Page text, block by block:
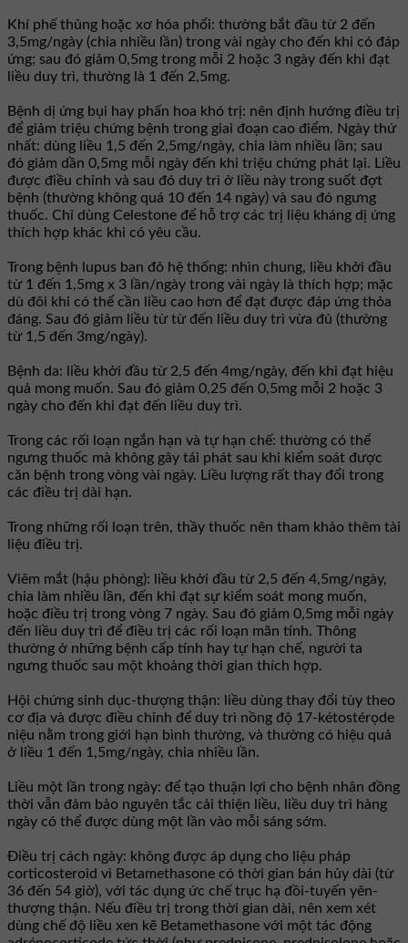
Khí phế thủng hoặc xơ hóa phổi: thường bắt đầu từ 2 đến
3,5mg/ngày (chia nhiều lần) trong vài ngày cho đến khi có đáp
ứng; sau đó giảm 0,5mg trong mỗi 2 hoặc 3 ngày đến khi đạt
liều duy trì, thường là 1 đến 2,5mg.
Bệnh dị ứng bụi hay phấn hoa khó trị: nên định hướng điều trị
để giảm triệu chứng bệnh trong giai đoạn cao điểm. Ngày thứ
nhất: dùng liều 1,5 đến 2,5mg/ngày, chia làm nhiều lần; sau
đó giảm dần 0,5mg mỗi ngày đến khi triệu chứng phát lại. Liều
được điều chỉnh và sau đó duy trì ở liều này trong suốt đợt
bệnh (thường không quá 10 đến 14 ngày) và sau đó ngưng
thuốc. Chỉ dùng Celestone để hỗ trợ các trị liệu kháng dị ứng
thích hợp khác khi có yêu cầu.
Trong bệnh lupus ban đỏ hệ thống: nhìn chung, liều khởi đầu
từ 1 đến 1,5mg x 3 lần/ngày trong vài ngày là thích hợp; mặc
dù đôi khi có thể cần liều cao hơn để đạt được đáp ứng thỏa
đáng. Sau đó giảm liều từ từ đến liều duy trì vừa đủ (thường
từ 1,5 đến 3mg/ngày).
Bệnh da: liều khởi đầu từ 2,5 đến 4mg/ngày, đến khi đạt hiệu
quả mong muốn. Sau đó giảm 0,25 đến 0,5mg mỗi 2 hoặc 3
ngày cho đến khi đạt đến liều duy trì.
Trong các rối loạn ngắn hạn và tự hạn chế: thường có thể
ngưng thuốc mà không gây tái phát sau khi kiểm soát được
căn bệnh trong vòng vài ngày. Liều lượng rất thay đổi trong
các điều trị dài hạn.
Trong những rối loạn trên, thầy thuốc nên tham khảo thêm tài
liệu điều trị.
Viêm mắt (hậu phòng): liều khởi đầu từ 2,5 đến 4,5mg/ngày,
chia làm nhiều lần, đến khi đạt sự kiểm soát mong muốn,
hoặc điều trị trong vòng 7 ngày. Sau đó giảm 0,5mg mỗi ngày
đến liều duy trì để điều trị các rối loạn mãn tính. Thông
thường ở những bệnh cấp tính hay tự hạn chế, người ta
ngưng thuốc sau một khoảng thời gian thích hợp.
Hội chứng sinh dục-thượng thận: liều dùng thay đổi tùy theo
cơ địa và được điều chỉnh để duy trì nồng độ 17-kétostérọde
niệu nằm trong giới hạn bình thường, và thường có hiệu quả
ở liều 1 đến 1,5mg/ngày, chia nhiều lần.
Liều một lần trong ngày: để tạo thuận lợi cho bệnh nhân đồng
thời vẫn đảm bảo nguyên tắc cải thiện liều, liều duy trì hàng
ngày có thể được dùng một lần vào mỗi sáng sớm.
Ðiều trị cách ngày: không được áp dụng cho liệu pháp
corticosteroid vì Betamethasone có thời gian bán hủy dài (từ
36 đến 54 giờ), với tác dụng ức chế trục hạ đồi-tuyến yên-
thượng thận. Nếu điều trị trong thời gian dài, nên xem xét
dùng chế độ liều xen kẽ Betamethasone với một tác động